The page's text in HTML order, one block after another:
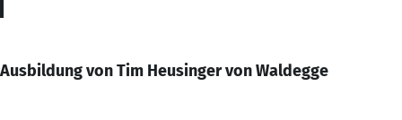
Ausbildung von Tim Heusinger von Waldegge